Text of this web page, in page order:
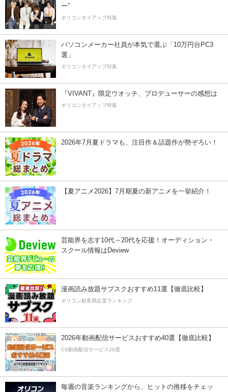
ー”
オリコンタイアップ特集
パソコンメーカー社員が本気で選ぶ「10万円台PC3
選」
オリコンタイアップ特集
『VIVANT』限定ウオッチ、プロデューサーの感想は
オリコンタイアップ特集
2026年7月夏ドラマも、注目作＆話題作が勢ぞろい！
【夏アニメ2026】7月期夏の新アニメを一挙紹介！
芸能界を志す10代～20代を応援！オーディション・
スクール情報はDeview
漫画読み放題サブスクおすすめ11選【徹底比較】
オリコン顧客満足度ランキング
2026年動画配信サービスおすすめ40選【徹底比較】
CS動画配信サービス20選
毎週の音楽ランキングから、ヒットの推移をチェッ